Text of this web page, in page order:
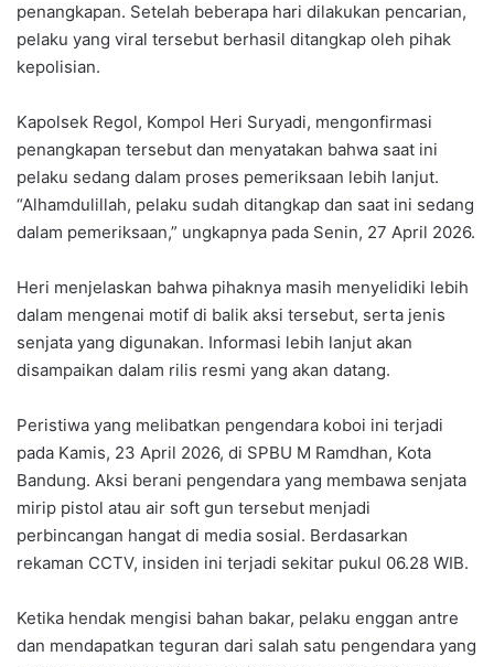
penangkapan. Setelah beberapa hari dilakukan pencarian,
pelaku yang viral tersebut berhasil ditangkap oleh pihak
kepolisian.
Kapolsek Regol, Kompol Heri Suryadi, mengonfirmasi
penangkapan tersebut dan menyatakan bahwa saat ini
pelaku sedang dalam proses pemeriksaan lebih lanjut.
“Alhamdulillah, pelaku sudah ditangkap dan saat ini sedang
dalam pemeriksaan,” ungkapnya pada Senin, 27 April 2026.
Heri menjelaskan bahwa pihaknya masih menyelidiki lebih
dalam mengenai motif di balik aksi tersebut, serta jenis
senjata yang digunakan. Informasi lebih lanjut akan
disampaikan dalam rilis resmi yang akan datang.
Peristiwa yang melibatkan pengendara koboi ini terjadi
pada Kamis, 23 April 2026, di SPBU M Ramdhan, Kota
Bandung. Aksi berani pengendara yang membawa senjata
mirip pistol atau air soft gun tersebut menjadi
perbincangan hangat di media sosial. Berdasarkan
rekaman CCTV, insiden ini terjadi sekitar pukul 06.28 WIB.
Ketika hendak mengisi bahan bakar, pelaku enggan antre
dan mendapatkan teguran dari salah satu pengendara yang